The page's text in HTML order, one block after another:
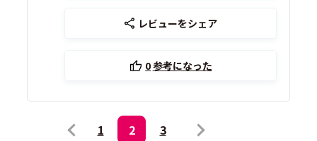
レビューをシェア
0参考になった
1 2 3